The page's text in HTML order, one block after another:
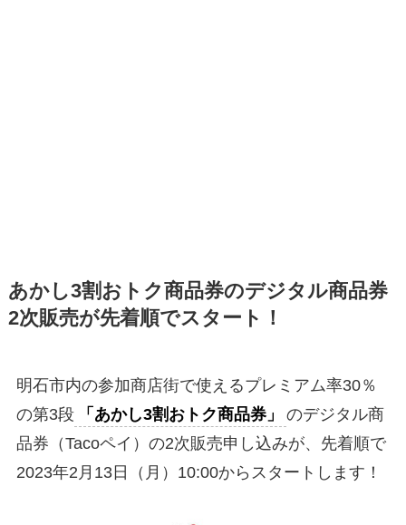
あかし3割おトク商品券のデジタル商品券
2次販売が先着順でスタート！
明石市内の参加商店街で使えるプレミアム率30％
の第3段
「あかし3割おトク商品券」
のデジタル商
品券（Tacoペイ）の2次販売申し込みが、先着順で
2023年2月13日（月）10:00からスタートします！